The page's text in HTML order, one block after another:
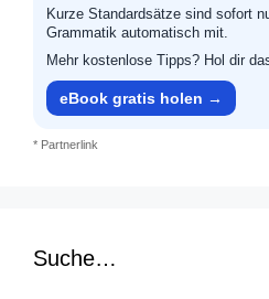
Kurze Standardsätze sind sofort
Grammatik automatisch mit.
Mehr kostenlose Tipps? Hol dir
eBook gratis holen →
* Partnerlink
Suche…